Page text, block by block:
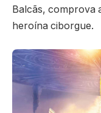
Balcãs, comprova
heroína ciborgue.